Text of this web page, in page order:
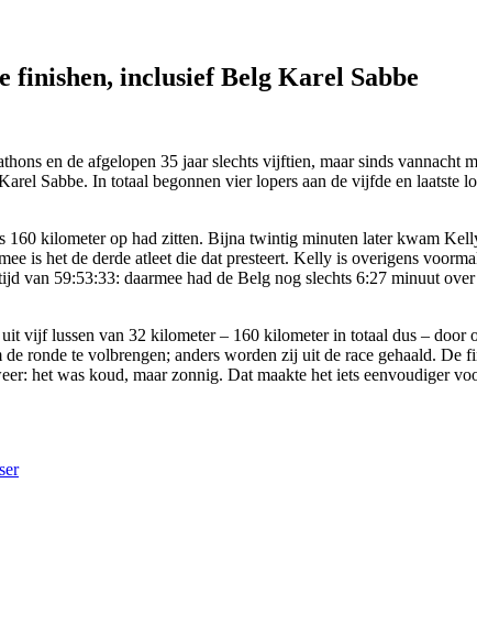
inclusief Belg Karel Sabbe
en de afgelopen 35 jaar slechts vijftien, maar sinds vannacht
Sabbe. In totaal begonnen vier lopers aan de vijfde en laatste
kilometer op had zitten. Bijna twintig minuten later kwam
is het de derde atleet die dat presteert. Kelly is overigens
59:53:33: daarmee had de Belg nog slechts 6:27 minuut over
vijf lussen van 32 kilometer – 160 kilometer in totaal dus – door
ronde te volbrengen; anders worden zij uit de race gehaald. De
het was koud, maar zonnig. Dat maakte het iets eenvoudiger